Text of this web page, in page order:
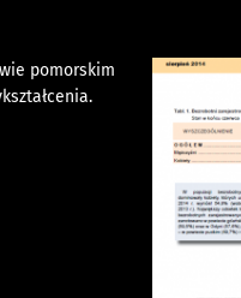
pomorskim